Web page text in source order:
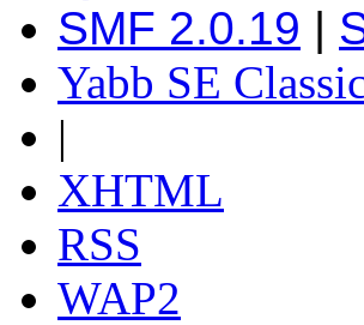
SMF 2.0.19 |
Yabb SE
|
XHTML
RSS
WAP2